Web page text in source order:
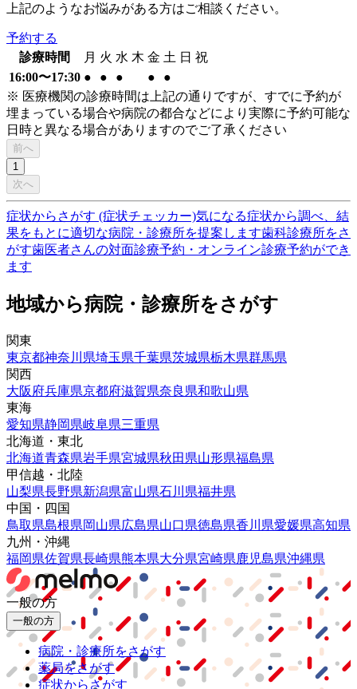
上記のようなお悩みがある方はご相談ください。
予約する
診療時間
月 火 水 木 金 土 日 祝
16:00〜17:30 ● ● ● ●
●
※ 医療機関の診療時間は上記の通りですが、すでに予約が
埋まっている場合や病院の都合などにより実際に予約可能な
日時と異なる場合がありますのでご了承ください
前へ
1
次へ
症状からさがす (症状チェッカー)気になる症状から調べ、結
果をもとに適切な病院・診療所を提案します歯科診療所をさ
がす歯医者さんの対面診療予約・オンライン診療予約ができ
ます
地域から病院・診療所をさがす
関東
東京都神奈川県埼玉県千葉県茨城県栃木県群馬県
関西
大阪府兵庫県京都府滋賀県奈良県和歌山県
東海
愛知県静岡県岐阜県三重県
北海道・東北
北海道青森県岩手県宮城県秋田県山形県福島県
甲信越・北陸
山梨県長野県新潟県富山県石川県福井県
中国・四国
鳥取県島根県岡山県広島県山口県徳島県香川県愛媛県高知県
九州・沖縄
福岡県佐賀県長崎県熊本県大分県宮崎県鹿児島県沖縄県
一般の方
一般の方
病院・診療所をさがす
薬局をさがす
症状からさがす